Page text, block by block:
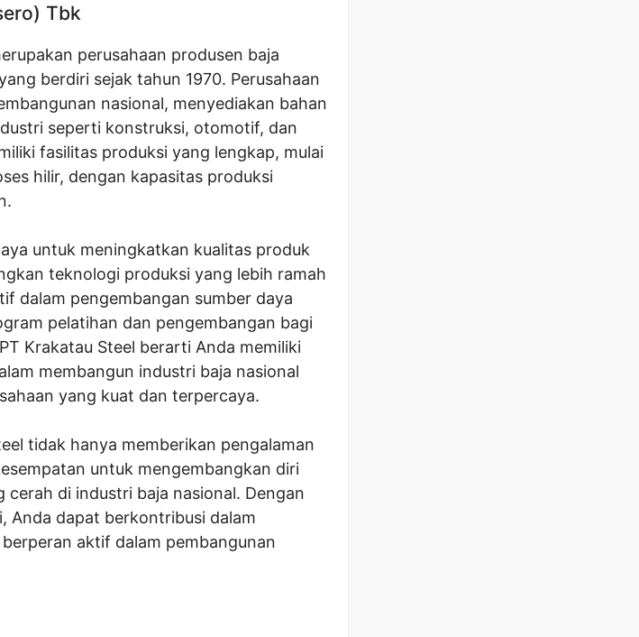
Tbk
perusahaan produsen baja
berdiri sejak tahun 1970. Perusahaan
nasional, menyediakan bahan
seperti konstruksi, otomotif, dan
fasilitas produksi yang lengkap, mulai
hilir, dengan kapasitas produksi
untuk meningkatkan kualitas produk
teknologi produksi yang lebih ramah
dalam pengembangan sumber daya
pelatihan dan pengembangan bagi
Krakatau Steel berarti Anda memiliki
membangun industri baja nasional
yang kuat dan terpercaya.
tidak hanya memberikan pengalaman
untuk mengembangkan diri
cerah di industri baja nasional. Dengan
Anda dapat berkontribusi dalam
aktif dalam pembangunan